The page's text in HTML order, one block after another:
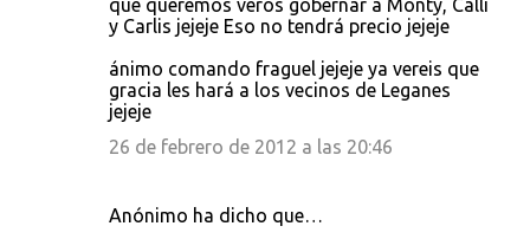
que queremos veros gobernar a Monty, Calli
y Carlis jejeje Eso no tendrá precio jejeje
ánimo comando fraguel jejeje ya vereis que
gracia les hará a los vecinos de Leganes
jejeje
26 de febrero de 2012 a las 20:46
Anónimo ha dicho que…